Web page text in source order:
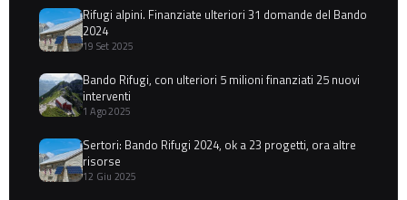
Rifugi alpini. Finanziate ulteriori 31 domande del Bando
2024
19 Set 2025
Bando Rifugi, con ulteriori 5 milioni finanziati 25 nuovi
interventi
1 Ago 2025
Sertori: Bando Rifugi 2024, ok a 23 progetti, ora altre
risorse
12 Giu 2025